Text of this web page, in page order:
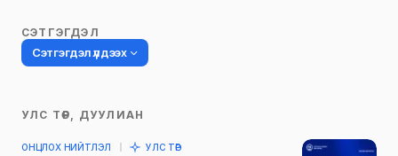
СЭТГЭГДЭЛ
Сэтгэгдэл үлдээх
Таны имэйл хаягийг нийтлэхгүй.
УЛС ТӨР, ДУУЛИАН
ОНЦЛОХ НИЙТЛЭЛ УЛС ТӨР